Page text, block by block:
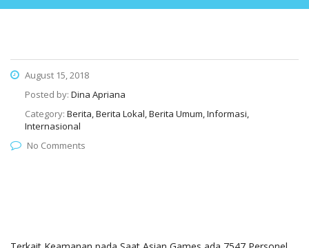
August 15, 2018
Posted by: Dina Apriana
Category: Berita, Berita Lokal, Berita Umum, Informasi,
Internasional
No Comments